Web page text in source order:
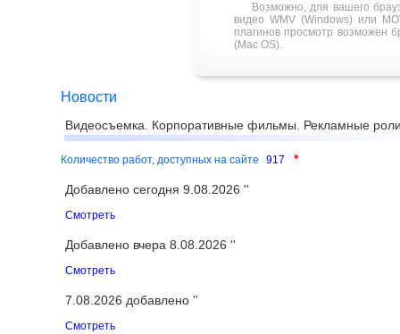
Возможно, для вашего
видео WMV (Windows) или
плагинов просмотр возможен
(Mac OS).
Новости
Видеосъемка. Корпоративные фильмы. Рекламные
Количество работ, доступных на сайте 917 *
Добавлено сегодня 9.08.2026 ''
Смотреть
Добавлено вчера 8.08.2026 ''
Смотреть
7.08.2026 добавлено ''
Смотреть